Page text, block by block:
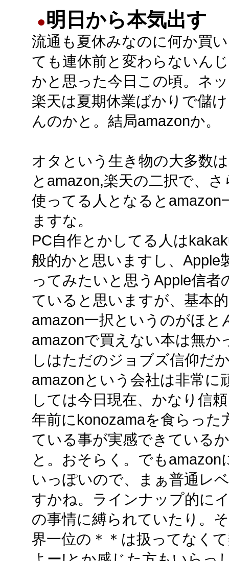
●明日から本気出す
流通も夏休みなのに何か買
ても連休前と変わらないん
かと思った今日この頃。ネ
楽天は夏期休業ばかりで儲
んのかと。結局amazonか。
オタという生き物の大多数
とamazon,楽天の二択で、
使ってる人となると
ますな。
PC自作とかしてる人は
般的かと思いますし、Apple
ってみたいと思うApple信者
ていると思いますが、基本
amazon一択というのがほと
amazonで買えない本は無
しはただのジョブズ信仰だ
amazonという会社は非常に
しては今日現在、かなり信
年前にkonozamaを食らっ
ている事が実感できている
と。おそらく。でも
いっぽいので、まぁ普通レ
すかね。ラインナップ的に
の事情に縛られていたり。
界一位の＊＊は扱ってなく